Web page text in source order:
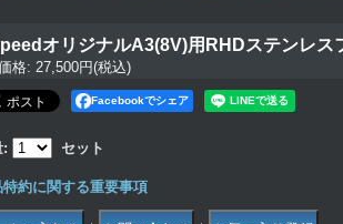
オリジナルA3(8V)用RHDステンレス
格: 27,500円(税込)
Facebookでシェア
: セット
特約に関する重要事項